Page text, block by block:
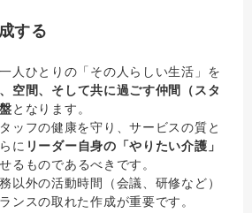
する
人ひとりの「その人らしい生活」を
空間、そして共に過ごす仲間（スタ
となります。
ッフの健康を守り、サービスの質と
に リーダー自身の「やりたい介護」
るものであるべきです。
以外の活動時間（会議、研修など）
ンスの取れた作成が重要です。